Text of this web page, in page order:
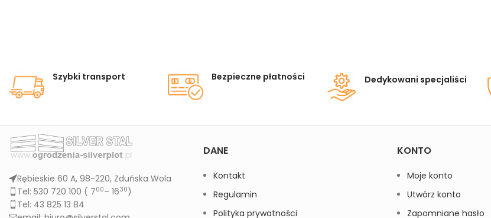
Szybki transport Bezpieczne płatności Dedykowani specjaliści
Rębieskie 60 A, 98-220, Zduńska Wola
Tel: 530 720 100 ( 700– 1630)
Tel: 43 825 13 84
DANE
Kontakt
Regulamin
Polityka prywatności
KONTO
Moje konto
Utwórz konto
Zapomniane hasło